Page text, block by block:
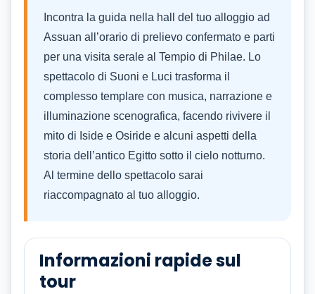
Incontra la guida nella hall del tuo alloggio ad
Assuan all’orario di prelievo confermato e parti
per una visita serale al Tempio di Philae. Lo
spettacolo di Suoni e Luci trasforma il
complesso templare con musica, narrazione e
illuminazione scenografica, facendo rivivere il
mito di Iside e Osiride e alcuni aspetti della
storia dell’antico Egitto sotto il cielo notturno.
Al termine dello spettacolo sarai
riaccompagnato al tuo alloggio.
Informazioni rapide sul
tour